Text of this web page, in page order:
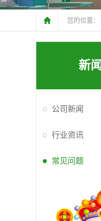
您的位置：
新
公司新闻
行业资讯
常见问题